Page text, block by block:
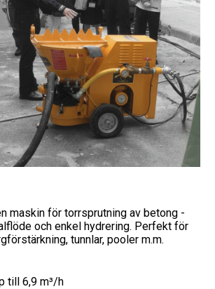
maskin för torrsprutning av betong -
och enkel hydrering. Perfekt för
tunnlar, pooler m.m.
till 6,9 m³/h